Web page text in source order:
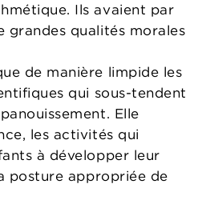
Ils avaient par
grandes qualités morales
de manière limpide les
qui sous-tendent
Elle
les activités qui
à développer leur
posture appropriée de